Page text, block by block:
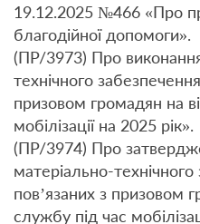
19.12.2025 №466 «Про
благодійної допомоги».
(ПР/3973) Про
технічного
призовом громадян на
мобілізації на 2025 рік».
(ПР/3974) Про
матеріально-
пов’язаних з призовом
службу під час